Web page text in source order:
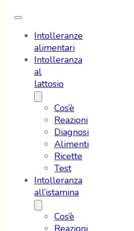
Intolleranze
alimentari
Intolleranza
al
lattosio
Cos’è
Reazioni
Diagnosi
Alimenti
Ricette
Test
Intolleranza
all’istamina
Cos’è
Reazioni